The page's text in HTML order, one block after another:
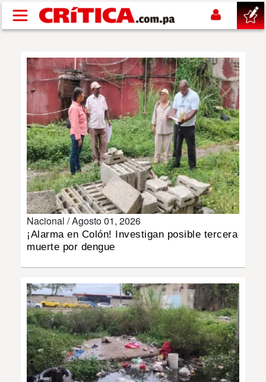
Pasar al contenido principal
SUCESOS
NACIONAL
POLÍTICA
SHOW
DEPORTES
INSÓLITAS
MULTIMEDIA
IMPRESO
Nacional /Agosto 01, 2026
¡Alarma en Colón! Investigan posible tercera
muerte por dengue